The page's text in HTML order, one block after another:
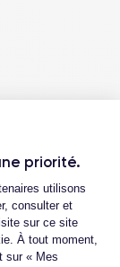
priorité.
utilisons
consulter et
sur ce site
À tout moment,
sur « Mes